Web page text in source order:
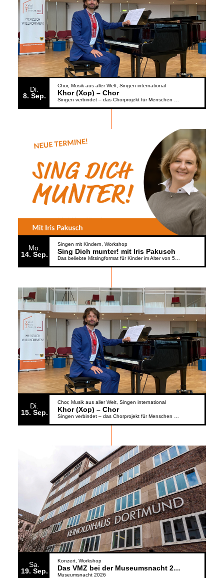
Di.
8 Sep.
Chor Musik aus aller Welt Singen international
Khor (Xop) – Chor
Singen verbindet – das Chorprojekt für Menschen aus der Ukraine
Mo.
14 Sep.
Singen mit Kindern Workshop
Sing Dich munter! mit Iris Pakusch
Das beliebte Mitsingformat für Kinder im Alter von 5 bis 6 Jahren geht weiter
Di.
15 Sep.
Chor Musik aus aller Welt Singen international
Khor (Xop) – Chor
Singen verbindet – das Chorprojekt für Menschen aus der Ukraine
Sa.
19 Sep.
Konzert Workshop
Das VMZ bei der Museumsnacht 2026
Museumsnacht 2026